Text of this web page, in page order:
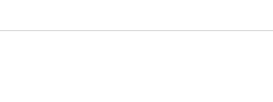
Le Be-Save de Demarle